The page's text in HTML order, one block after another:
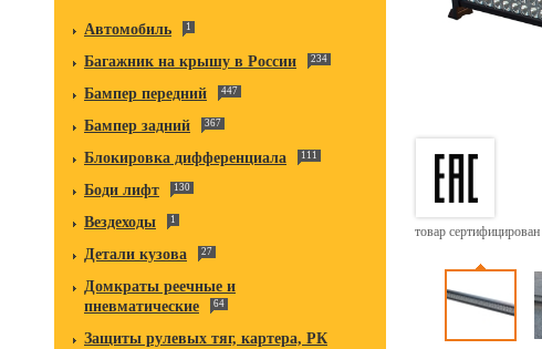
Автомобиль 1
Багажник на крышу в России 234
Бампер передний 447
Бампер задний 367
Блокировка дифференциала 111
Боди лифт 130
Вездеходы 1
Детали кузова 27
Домкраты реечные и
пневматические
64
Защиты рулевых тяг, картера, РК
товар сертифицирован